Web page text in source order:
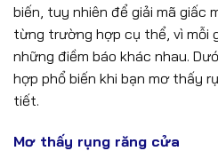
biến, tuy nhiên để giải mã giấc
từng trường hợp cụ thể, vì mỗi
những điềm báo khác nhau.
hợp phổ biến khi bạn mơ thấy
tiết.
Mơ thấy rụng răng cửa